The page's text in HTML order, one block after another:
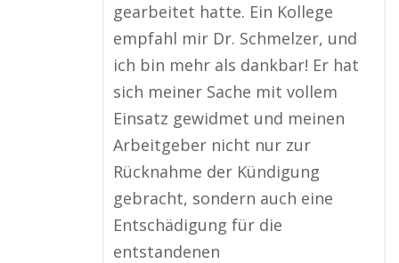
gearbeitet hatte. Ein Kollege
empfahl mir Dr. Schmelzer, und
ich bin mehr als dankbar! Er hat
sich meiner Sache mit vollem
Einsatz gewidmet und meinen
Arbeitgeber nicht nur zur
Rücknahme der Kündigung
gebracht, sondern auch eine
Entschädigung für die
entstandenen